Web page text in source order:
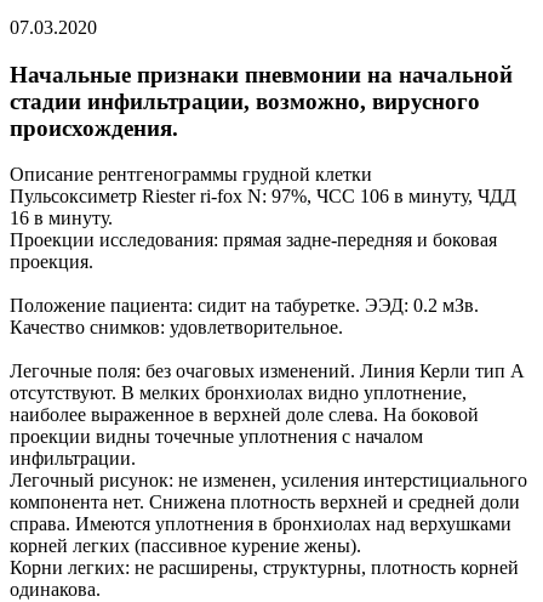
07.03.2020
Начальные признаки пневмонии на начальной
стадии инфильтрации, возможно, вирусного
происхождения.
Описание рентгенограммы грудной клетки
Пульсоксиметр Riester ri-fox N: 97%, ЧСС 106 в минуту, ЧДД
16 в минуту.
Проекции исследования: прямая задне-передняя и боковая
проекция.
Положение пациента: сидит на табуретке. ЭЭД: 0.2 мЗв.
Качество снимков: удовлетворительное.
Легочные поля: без очаговых изменений. Линия Керли тип А
отсутствуют. В мелких бронхиолах видно уплотнение,
наиболее выраженное в верхней доле слева. На боковой
проекции видны точечные уплотнения с началом
инфильтрации.
Легочный рисунок: не изменен, усиления интерстициального
компонента нет. Снижена плотность верхней и средней доли
справа. Имеются уплотнения в бронхиолах над верхушками
корней легких (пассивное курение жены).
Корни легких: не расширены, структурны, плотность корней
одинакова.